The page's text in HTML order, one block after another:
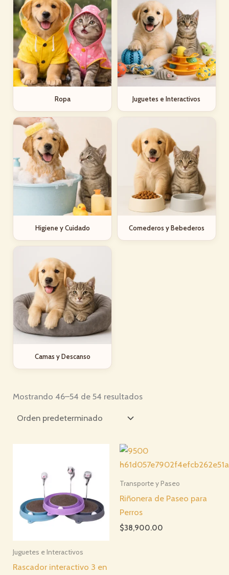
Ropa Juguetes e Interactivos
Higiene y Cuidado Comederos y Bebederos
Camas y Descanso
Mostrando 46–54 de 54 resultados
Juguetes e Interactivos
Rascador interactivo 3 en
Transporte y Paseo
Riñonera de Paseo para
Perros
$38,900.00